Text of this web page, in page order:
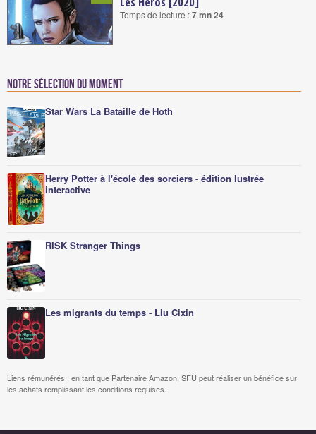
Temps de lecture :7 mn 24
Notre sélection du moment
Star Wars La Bataille de Hoth
Herry Potter à l'école des sorciers - édition lustrée
interactive
RISK Stranger Things
Les migrants du temps - Liu Cixin
Liens rémunérés : en tant que Partenaire Amazon, SFU peut réaliser un bénéfice sur
les achats remplissant les conditions requises.